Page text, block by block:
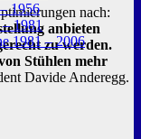
1956
1981
1981 – 2006
nach:
anbieten
zu werden.
Stühlen mehr
Davide Anderegg.